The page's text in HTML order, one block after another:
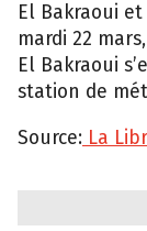
El Bakraoui
mardi 22
El Bakraoui
station de
Source: La